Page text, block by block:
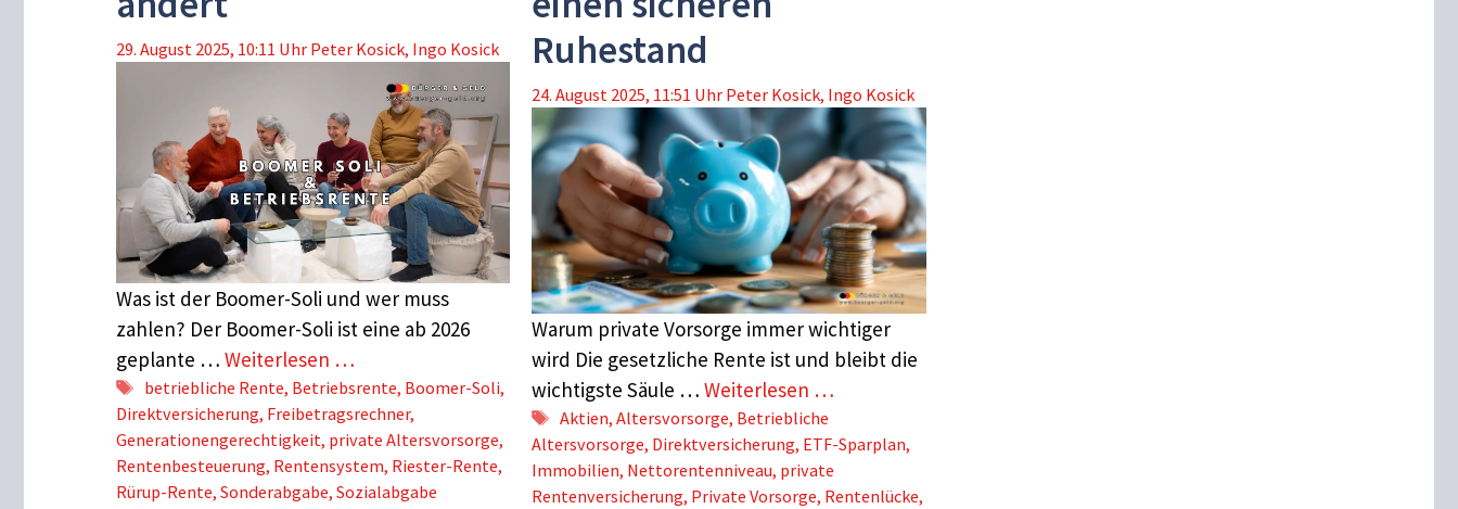
29. August 2025, 10:11 Uhr Peter Kosick, Ingo Kosick
Was ist der Boomer-Soli und wer muss
zahlen? Der Boomer-Soli ist eine ab 2026
geplante … Weiterlesen …
Schlagwörter
betriebliche Rente, Betriebsrente, Boomer-Soli,
Direktversicherung, Freibetragsrechner,
Generationengerechtigkeit, private Altersvorsorge,
Rentenbesteuerung, Rentensystem, Riester-Rente,
Rürup-Rente, Sonderabgabe, Sozialabgabe
Ruhestand
24. August 2025, 11:51 Uhr Peter Kosick, Ingo Kosick
Warum private Vorsorge immer wichtiger
wird Die gesetzliche Rente ist und bleibt die
wichtigste Säule …Weiterlesen …
Schlagwörter
Aktien,Altersvorsorge, Betriebliche
Altersvorsorge, Direktversicherung, ETF-Sparplan,
Immobilien, Nettorentenniveau, private
Rentenversicherung, Private Vorsorge, Rentenlücke,